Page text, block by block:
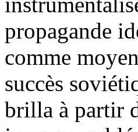
propagande
comme
succès
brilla à partir